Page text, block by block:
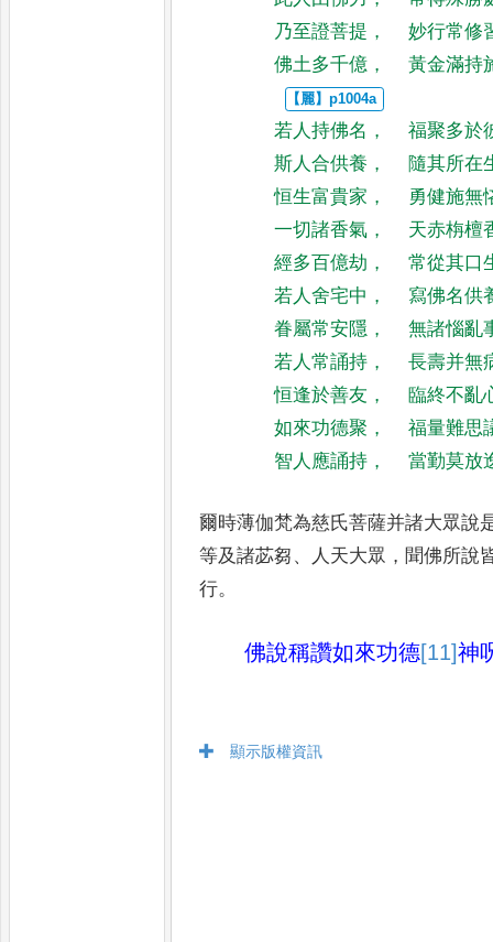
乃至證菩提 ，
妙行常修
佛土多千億 ， 黃金滿持
若人持佛名 ，
福聚多於
斯人合供養 ，
隨其所在
恒生富貴家 ，
勇健施無
一切諸香氣 ，
天赤栴檀
經多百億劫 ，
常從其口
若人舍宅中 ，
寫佛名供
眷屬常安隱 ，
無諸惱亂
若人常誦持 ，
長壽并無
恒逢於善友 ，
臨終不亂
如來功德聚 ，
福量難思
智人應誦持 ， 當勤莫放
爾時薄伽梵為慈氏菩薩并諸大眾說
等及諸苾芻 、 人天大眾 ， 聞佛所說
行。
佛說稱讚如來功德[11]神
顯示版權資訊